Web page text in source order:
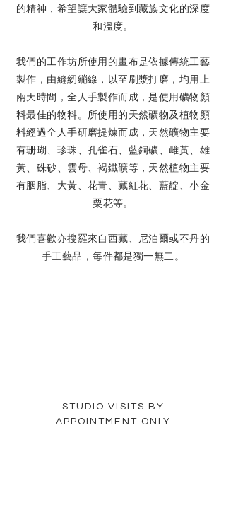
的精神，希望讓大家體驗到藏族文化的深度
和溫度。
我們的工作坊所使用的畫布是依據傳統工藝
製作，由縫紉繃線，以至刷漿打磨，均用上
兩天時間，全人手製作而成，是使用礦物顏
料最佳的物料。所使用的天然礦物及植物顏
料經過全人手研磨提煉而成，天然礦物主要
有珊瑚、珍珠、孔雀石、藍銅礦、雌黃、雄
黃、硃砂、雲母、褐鐵礦等，天然植物主要
有胭脂、大黃、花青、藏紅花、藍靛、小金
粟花等。
我們喜歡亦搜羅來自西藏、尼泊爾或不丹的
手工藝品，每件都是獨一無二。
STUDIO VISITS BY
APPOINTMENT ONLY